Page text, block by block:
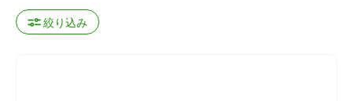
絞り込み